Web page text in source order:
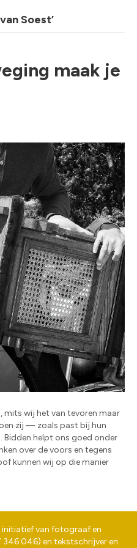
Soest’
maak je
mits wij het van tevoren maar
zij — zoals past bij hun
helpt ons goed onder
over de voors en tegens
kunnen wij op die manier
initiatief van fotograaf en
346 046) en tekstschrijver en